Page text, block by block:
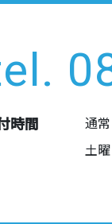
時間 通常
土曜